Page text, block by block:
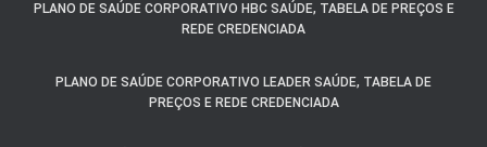
PLANO DE SAÚDE CORPORATIVO HBC SAÚDE, TABELA DE PREÇOS E
REDE CREDENCIADA
PLANO DE SAÚDE CORPORATIVO LEADER SAÚDE, TABELA DE
PREÇOS E REDE CREDENCIADA